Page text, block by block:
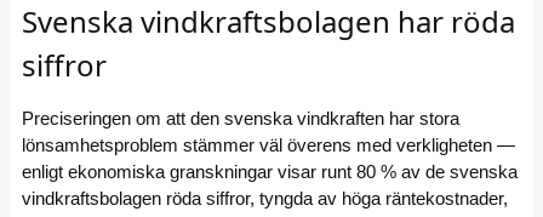
Svenska vindkraftsbolagen har röda
siffror
Preciseringen om att den svenska vindkraften har stora
lönsamhetsproblem stämmer väl överens med verkligheten —
enligt ekonomiska granskningar visar runt 80 % av de svenska
vindkraftsbolagen röda siffror, tyngda av höga räntekostnader,